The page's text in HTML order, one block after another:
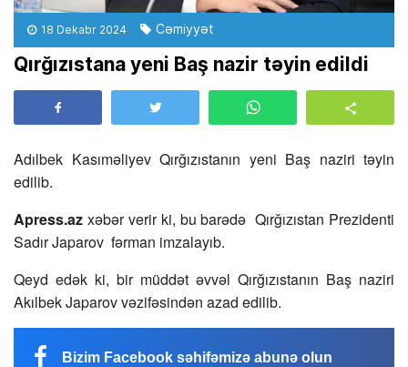
18 Dekabr 2024 Cəmiyyət
Qırğızıstana yeni Baş nazir təyin edildi
Adılbek Kasıməliyev Qırğızıstanın yeni Baş naziri təyin
edilib.
Apress.az xəbər verir ki, bu barədə Qırğızıstan Prezidenti
Sadır Japarov fərman imzalayıb.
Qeyd edək ki, bir müddət əvvəl Qırğızıstanın Baş naziri
Akılbek Japarov vəzifəsindən azad edilib.
Bizim Facebook səhifəmizə abunə olun